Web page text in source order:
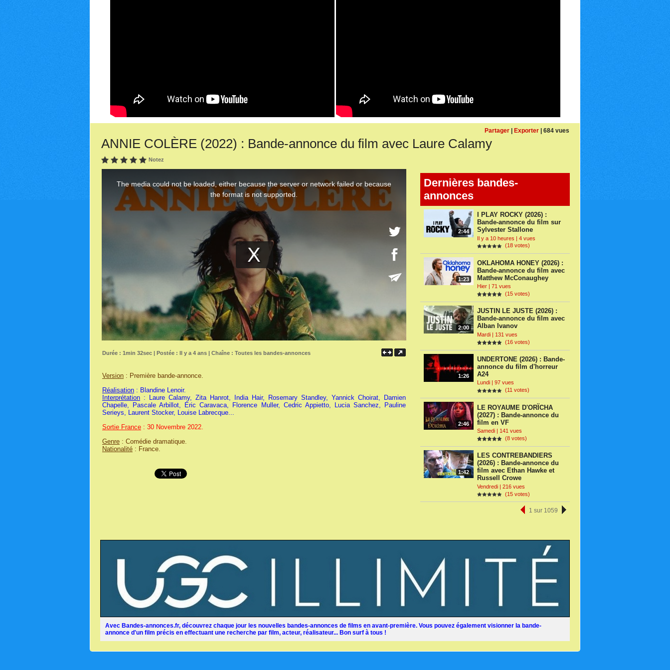
Partager | Exporter | 684 vues
ANNIE COLÈRE (2022) : Bande-annonce du film avec Laure Calamy
Notez
Dernières bandes-
annonces
2:44
I PLAY ROCKY (2026) :
Bande-annonce du film sur
Sylvester Stallone
Il y a 10 heures | 4 vues
(18 votes)
1:23
OKLAHOMA HONEY (2026) :
Bande-annonce du film avec
Matthew McConaughey
Hier | 71 vues
(15 votes)
2:00
JUSTIN LE JUSTE (2026) :
Bande-annonce du film avec
Alban Ivanov
Mardi | 131 vues
(16 votes)
1:26
UNDERTONE (2026) : Bande-
annonce du film d'horreur
A24
Lundi | 97 vues
(11 votes)
2:46
LE ROYAUME D'ORÏCHA
(2027) : Bande-annonce du
film en VF
Samedi | 141 vues
(8 votes)
1:42
LES CONTREBANDIERS
(2026) : Bande-annonce du
film avec Ethan Hawke et
Russell Crowe
Vendredi | 216 vues
(15 votes)
1 sur 1059
Durée : 1min 32sec | Postée : Il y a 4 ans | Chaîne : Toutes les bandes-annonces
Version : Première bande-annonce.
Réalisation : Blandine Lenoir.
Interprétation : Laure Calamy, Zita Hanrot, India Hair, Rosemary Standley, Yannick Choirat, Damien
Chapelle, Pascale Arbillot, Éric Caravaca, Florence Muller, Cedric Appietto, Lucia Sanchez, Pauline
Serieys, Laurent Stocker, Louise Labrecque...
Sortie France : 30 Novembre 2022.
Genre : Comédie dramatique.
Nationalité : France.
Avec Bandes-annonces.fr, découvrez chaque jour les nouvelles bandes-annonces de films en avant-première. Vous pouvez également visionner la bande-
annonce d'un film précis en effectuant une recherche par film, acteur, réalisateur... Bon surf à tous !